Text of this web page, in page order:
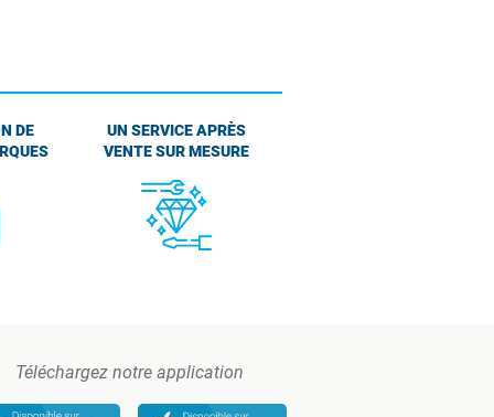
DE
UN SERVICE APRÈS
VENTE SUR MESURE
Téléchargez notre application